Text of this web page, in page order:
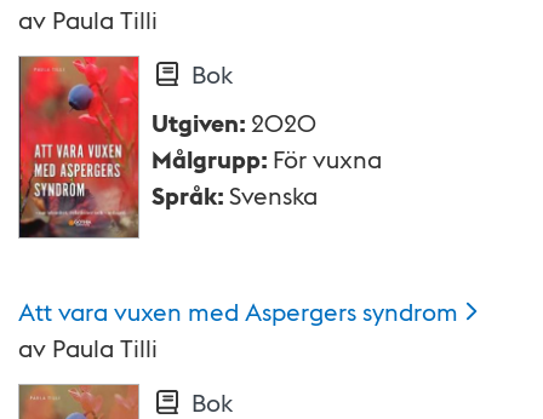
av Paula Tilli
Bok
Utgiven: 2020
Målgrupp: För vuxna
Språk:Svenska
Att vara vuxen med Aspergerssyndrom
av Paula Tilli
Bok